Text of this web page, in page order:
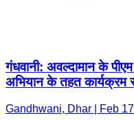
गंधवानी: अवल्दामान के
अभियान के तहत कार्यक्रम
Gandhwani, Dhar | Feb